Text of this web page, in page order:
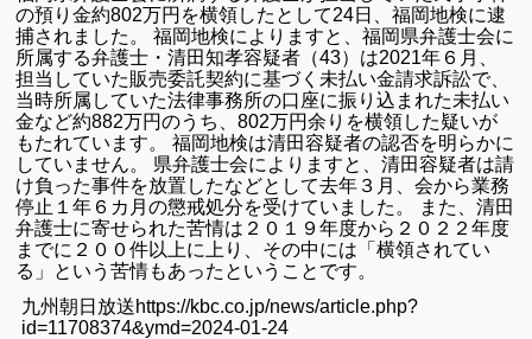
の預り金約802万円を横領したとして24日、福岡地検に逮
捕されました。 福岡地検によりますと、福岡県弁護士会に
所属する弁護士・清田知孝容疑者（43）は2021年６月、
担当していた販売委託契約に基づく未払い金請求訴訟で、
当時所属していた法律事務所の口座に振り込まれた未払い
金など約882万円のうち、802万円余りを横領した疑いが
もたれています。 福岡地検は清田容疑者の認否を明らかに
していません。 県弁護士会によりますと、清田容疑者は請
け負った事件を放置したなどとして去年３月、会から業務
停止１年６カ月の懲戒処分を受けていました。 また、清田
弁護士に寄せられた苦情は２０１９年度から２０２２年度
までに２００件以上に上り、その中には「横領されてい
る」という苦情もあったということです。
九州朝日放送https://kbc.co.jp/news/article.php?
id=11708374&ymd=2024-01-24